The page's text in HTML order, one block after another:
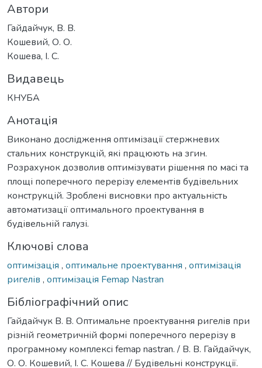
Автори
Гайдайчук, В. В.
Кошевий, О. О.
Кошева, І. С.
Видавець
КНУБА
Анотація
Виконано дослідження оптимізації стержневих
стальних конструкцій, які працюють на згин.
Розрахунок дозволив оптимізувати рішення по масі та
площі поперечного перерізу елементів будівельних
конструкцій. Зроблені висновки про актуальність
автоматизації оптимального проектування в
будівельній галузі.
Ключові слова
оптимізація , оптимальне проектування , оптимізація
ригелів , оптимізація Femap Nastran
Бібліографічний опис
Гайдайчук В. В. Оптимальне проектування ригелів при
різній геометричній формі поперечного перерізу в
програмному комплексі femap nastran. / В. В. Гайдайчук,
О. О. Кошевий, І. С. Кошева // Будівельні конструкції.